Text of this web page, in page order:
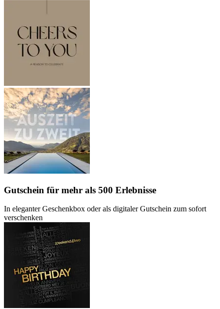
Gutschein für mehr als 500 Erlebnisse
In eleganter Geschenkbox oder als digitaler Gutschein zum sofort
verschenken